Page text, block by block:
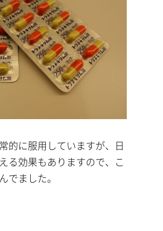
的に服用していますが、日
る効果もありますので、こ
でました。